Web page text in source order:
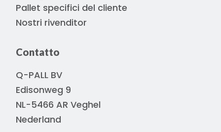
Pallet specifici del cliente
Nostri rivenditor
Contatto
Q-PALL BV
Edisonweg 9
NL-5466 AR Veghel
Nederland